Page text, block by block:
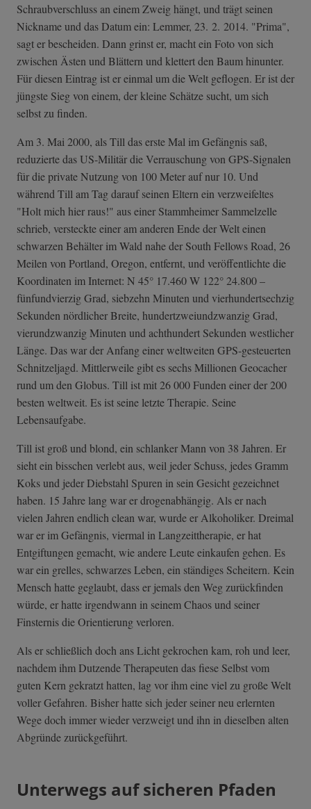
Schraubverschluss an einem Zweig hängt, und trägt seinen
Nickname und das Datum ein: Lemmer, 23. 2. 2014. "Prima",
sagt er bescheiden. Dann grinst er, macht ein Foto von sich
zwischen Ästen und Blättern und klettert den Baum hinunter.
Für diesen Eintrag ist er einmal um die Welt geflogen. Er ist der
jüngste Sieg von einem, der kleine Schätze sucht, um sich
selbst zu finden.
Am 3. Mai 2000, als Till das erste Mal im Gefängnis saß,
reduzierte das US-Militär die Verrauschung von GPS-Signalen
für die private Nutzung von 100 Meter auf nur 10. Und
während Till am Tag darauf seinen Eltern ein verzweifeltes
"Holt mich hier raus!" aus einer Stammheimer Sammelzelle
schrieb, versteckte einer am anderen Ende der Welt einen
schwarzen Behälter im Wald nahe der South Fellows Road, 26
Meilen von Portland, Oregon, entfernt, und veröffentlichte die
Koordinaten im Internet: N 45° 17.460 W 122° 24.800 –
fünfundvierzig Grad, siebzehn Minuten und vierhundertsechzig
Sekunden nördlicher Breite, hundertzweiundzwanzig Grad,
vierundzwanzig Minuten und achthundert Sekunden westlicher
Länge. Das war der Anfang einer weltweiten GPS-gesteuerten
Schnitzeljagd. Mittlerweile gibt es sechs Millionen Geocacher
rund um den Globus. Till ist mit 26 000 Funden einer der 200
besten weltweit. Es ist seine letzte Therapie. Seine
Lebensaufgabe.
Till ist groß und blond, ein schlanker Mann von 38 Jahren. Er
sieht ein bisschen verlebt aus, weil jeder Schuss, jedes Gramm
Koks und jeder Diebstahl Spuren in sein Gesicht gezeichnet
haben. 15 Jahre lang war er drogenabhängig. Als er nach
vielen Jahren endlich clean war, wurde er Alkoholiker. Dreimal
war er im Gefängnis, viermal in Langzeittherapie, er hat
Entgiftungen gemacht, wie andere Leute einkaufen gehen. Es
war ein grelles, schwarzes Leben, ein ständiges Scheitern. Kein
Mensch hatte geglaubt, dass er jemals den Weg zurückfinden
würde, er hatte irgendwann in seinem Chaos und seiner
Finsternis die Orientierung verloren.
Als er schließlich doch ans Licht gekrochen kam, roh und leer,
nachdem ihm Dutzende Therapeuten das fiese Selbst vom
guten Kern gekratzt hatten, lag vor ihm eine viel zu große Welt
voller Gefahren. Bisher hatte sich jeder seiner neu erlernten
Wege doch immer wieder verzweigt und ihn in dieselben alten
Abgründe zurückgeführt.
Unterwegs auf sicheren Pfaden